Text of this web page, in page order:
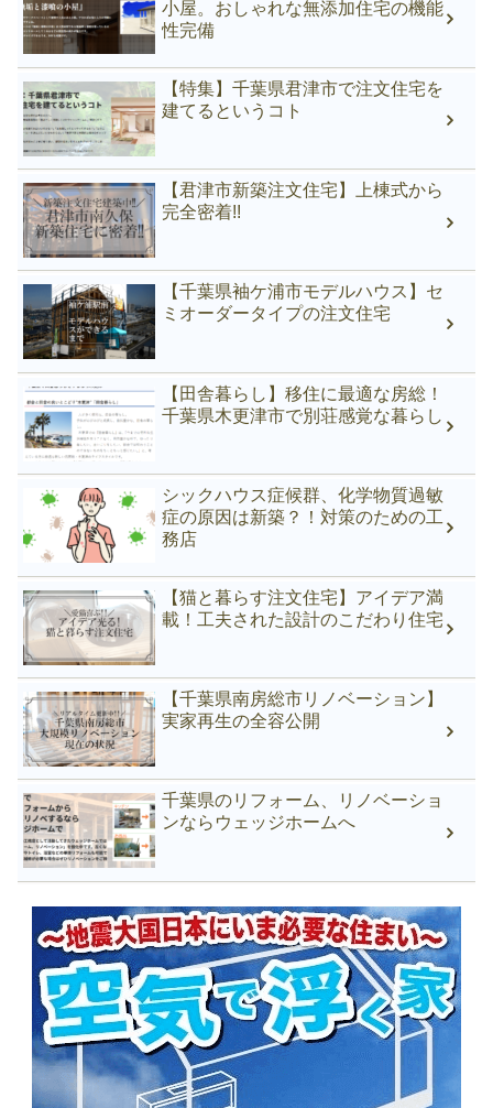
小屋。おしゃれな無添加住宅の機能
性完備
【特集】千葉県君津市で注文住宅を
建てるというコト
【君津市新築注文住宅】上棟式から
完全密着!!
【千葉県袖ケ浦市モデルハウス】セ
ミオーダータイプの注文住宅
【田舎暮らし】移住に最適な房総！
千葉県木更津市で別荘感覚な暮らし
シックハウス症候群、化学物質過敏
症の原因は新築？！対策のための工
務店
【猫と暮らす注文住宅】アイデア満
載！工夫された設計のこだわり住宅
【千葉県南房総市リノベーション】
実家再生の全容公開
千葉県のリフォーム、リノベーショ
ンならウェッジホームへ